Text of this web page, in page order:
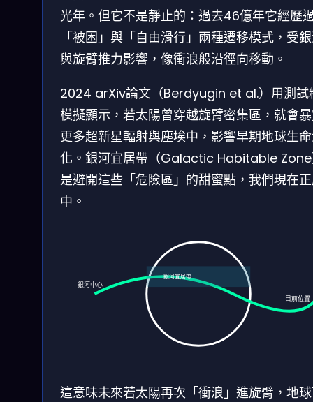
光年。但它不是靜止的：過去46億年它經歷
「被困」與「自由滑行」兩種遷移模式，受
與旋臂推力影響，像衝浪般沿徑向移動。
2024 arXiv論文（Berdyugin et al.）用測試
模擬顯示，若太陽曾穿越旋臂密集區，就會
更多超新星輻射與塵埃中，影響早期地球生
化。銀河宜居帶（Galactic Habitable
是避開這些「危險區」的甜蜜點，我們現在
中。
銀河中心
目前位置
銀河宜居帶
這意味未來若太陽再次「衝浪」進旋臂，地